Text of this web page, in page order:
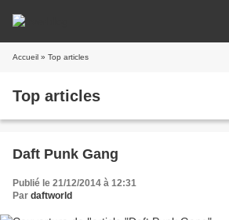
Accueil » Top articles
Top articles
Daft Punk Gang
Publié le 21/12/2014 à 12:31
Par daftworld